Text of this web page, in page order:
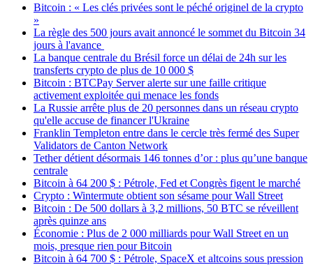
Bitcoin : « Les clés privées sont le péché originel de la crypto
»
La règle des 500 jours avait annoncé le sommet du Bitcoin 34
jours à l'avance
La banque centrale du Brésil force un délai de 24h sur les
transferts crypto de plus de 10 000 $
Bitcoin : BTCPay Server alerte sur une faille critique
activement exploitée qui menace les fonds
La Russie arrête plus de 20 personnes dans un réseau crypto
qu'elle accuse de financer l'Ukraine
Franklin Templeton entre dans le cercle très fermé des Super
Validators de Canton Network
Tether détient désormais 146 tonnes d’or : plus qu’une banque
centrale
Bitcoin à 64 200 $ : Pétrole, Fed et Congrès figent le marché
Crypto : Wintermute obtient son sésame pour Wall Street
Bitcoin : De 500 dollars à 3,2 millions, 50 BTC se réveillent
après quinze ans
Économie : Plus de 2 000 milliards pour Wall Street en un
mois, presque rien pour Bitcoin
Bitcoin à 64 700 $ : Pétrole, SpaceX et altcoins sous pression